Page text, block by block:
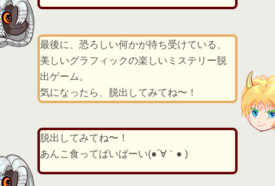
最後に、恐ろしい何かが待ち受けている、
美しいグラフィックの楽しいミステリー脱
出ゲーム。
気になったら、脱出してみてね〜！
脱出してみてね〜！
あんこ食ってばいばーい(●´∀｀● )